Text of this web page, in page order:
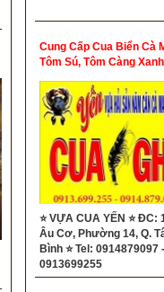
Cung Cấp Cua Biển Cà
Tôm Sú, Tôm Càng
⭐ VỰA CUA YẾN ⭐ ĐC:
Âu Cơ, Phường 14, Q.
Bình ⭐ Tel: 0914879097 -
0913699255